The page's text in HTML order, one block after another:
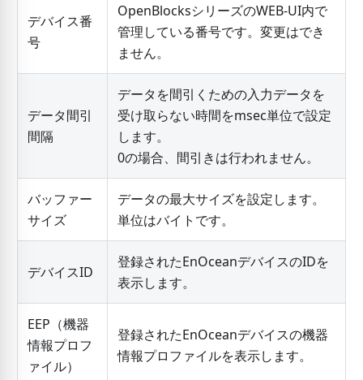
デバイス番
号
OpenBlocksシリーズのWEB-UI内で
管理している番号です。変更はでき
ません。
データ間引
間隔
データを間引くための入力データを
受け取らない時間をmsec単位で設定
します。
0の場合、間引きは行われません。
バッファー
サイズ
データの最大サイズを設定します。
単位はバイトです。
デバイスID
登録されたEnOceanデバイスのIDを
表示します。
EEP（機器
情報プロフ
ァイル）
登録されたEnOceanデバイスの機器
情報プロファイルを表示します。